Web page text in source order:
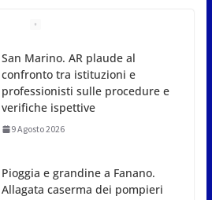
Pioggia e grandine a Fanano.
Allagata caserma dei pompieri
9 Agosto 2026
guarda ai Giochi del
Mediterraneo